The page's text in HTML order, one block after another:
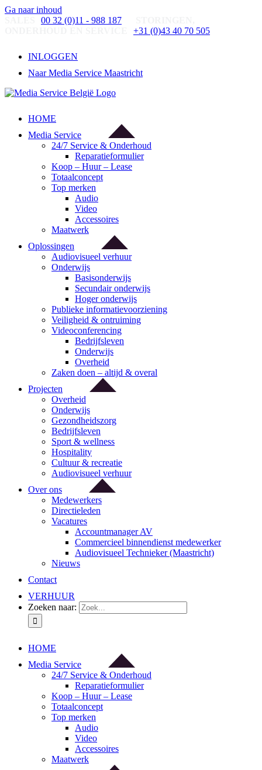
Ga naar inhoud
00 32 (0)11 - 988 187
+31 (0)43 40 70 505
INLOGGEN
Naar Media Service Maastricht
HOME
Media Service
24/7 Service & Onderhoud
Reparatieformulier
Koop – Huur – Lease
Totaalconcept
Top merken
Audio
Video
Accessoires
Maatwerk
Oplossingen
Audiovisueel verhuur
Onderwijs
Basisonderwijs
Secundair onderwijs
Hoger onderwijs
Publieke informatievoorziening
Veiligheid & ontruiming
Videoconferencing
Bedrijfsleven
Onderwijs
Overheid
Zaken doen – altijd & overal
Projecten
Overheid
Onderwijs
Gezondheidszorg
Bedrijfsleven
Sport & wellness
Hospitality
Cultuur & recreatie
Audiovisueel verhuur
Over ons
Medewerkers
Directieleden
Vacatures
Accountmanager AV
Commercieel binnendienst medewerker
Audiovisueel Technieker (Maastricht)
Nieuws
Contact
VERHUUR
Zoeken naar:
HOME
Media Service
24/7 Service & Onderhoud
Reparatieformulier
Koop – Huur – Lease
Totaalconcept
Top merken
Audio
Video
Accessoires
Maatwerk